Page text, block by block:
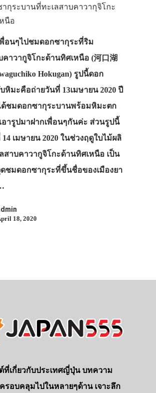
กุระบานที่ทะเลสาบคาวากุจิโกะ
นือ
อนๆไปชมดอกซากุระที่ริม
คาวากูจิโกะด้านทิศเหนือ (河口湖
Hokugan) รูปนี้ดอก
หิมะคือถ่ายวันที่ 13เมษายน 2020 ปี
ชมดอกซากุระบานพร้อมหิมะตก
อารูปมาฝากเพื่อนๆกันค่ะ ส่วนรูปนี้
เมษายน 2020 ในช่วงฤดูใบไม้ผลิ
สาบคาวากูจิโกะด้านทิศเหนือ เป็น
ชมดอกซากุระที่ขึ้นชื่อของเมืองยา
18, 2020
ต์ที่เกี่ยวกับประเทศญี่ปุ่น บทความ
รอบคลุมไปในหลายๆด้าน เจาะลึก